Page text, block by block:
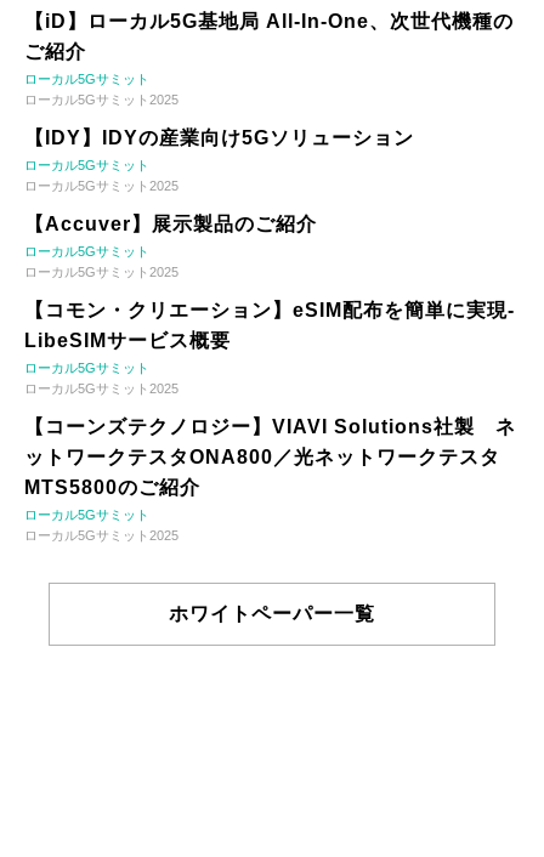
【iD】ローカル5G基地局 All-In-One、次世代機種の
ご紹介
ローカル5Gサミット
ローカル5Gサミット2025
【IDY】IDYの産業向け5Gソリューション
ローカル5Gサミット
ローカル5Gサミット2025
【Accuver】展示製品のご紹介
ローカル5Gサミット
ローカル5Gサミット2025
【コモン・クリエーション】eSIM配布を簡単に実現-
LibeSIMサービス概要
ローカル5Gサミット
ローカル5Gサミット2025
【コーンズテクノロジー】VIAVI Solutions社製 ネ
ットワークテスタONA800／光ネットワークテスタ
MTS5800のご紹介
ローカル5Gサミット
ローカル5Gサミット2025
ホワイトペーパー一覧